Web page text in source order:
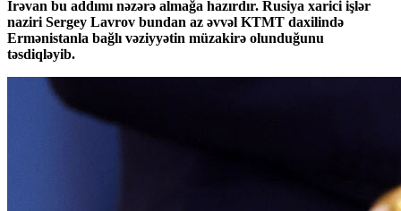
İrəvan bu addımı nəzərə almağa hazırdır. Rusiya xarici işlər
naziri Sergey Lavrov bundan az əvvəl KTMT daxilində
Ermənistanla bağlı vəziyyətin müzakirə olunduğunu
təsdiqləyib.